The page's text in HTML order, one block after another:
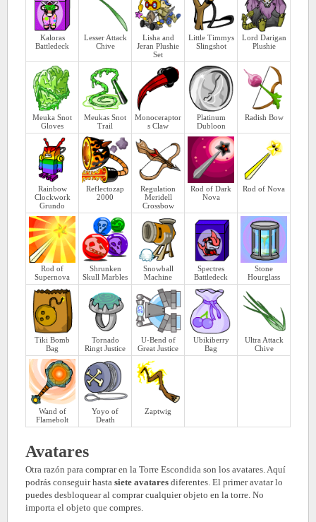
Kaloras
Battledeck
Lesser Attack
Chive
Lisha and
Jeran Plushie
Set
Little Timmys
Slingshot
Lord Darigan
Plushie
Meuka Snot
Gloves
Meukas Snot
Trail
Monoceraptor
s Claw
Platinum
Dubloon
Radish Bow
Rainbow
Clockwork
Grundo
Reflectozap
2000
Regulation
Meridell
Crossbow
Rod of Dark
Nova
Rod of Nova
Rod of
Supernova
Shrunken
Skull Marbles
Snowball
Machine
Spectres
Battledeck
Stone
Hourglass
Tiki Bomb
Bag
Tornado
Ringt Justice
U-Bend of
Great Justice
Ubikiberry
Bag
Ultra Attack
Chive
Wand of
Flamebolt
Yoyo of
Death
Zaptwig
Avatares
Otra razón para comprar en la Torre Escondida son los avatares. Aquí
podrás conseguir hasta siete avatares diferentes. El primer avatar lo
puedes desbloquear al comprar cualquier objeto en la torre. No
importa el objeto que compres.